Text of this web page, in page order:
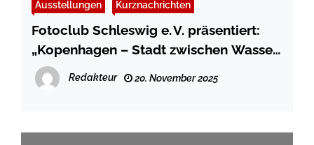
Ausstellungen Kurznachrichten
Fotoclub Schleswig e. V. präsentiert:
„Kopenhagen – Stadt zwischen Wasser,
Wind und stillem Licht“ im
Stadtmuseum
Redakteur 20. November 2025